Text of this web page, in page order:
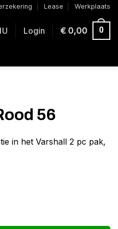
Lease Werkplaats
Login €0,00 0
56
in het Varshall 2 pc pak,